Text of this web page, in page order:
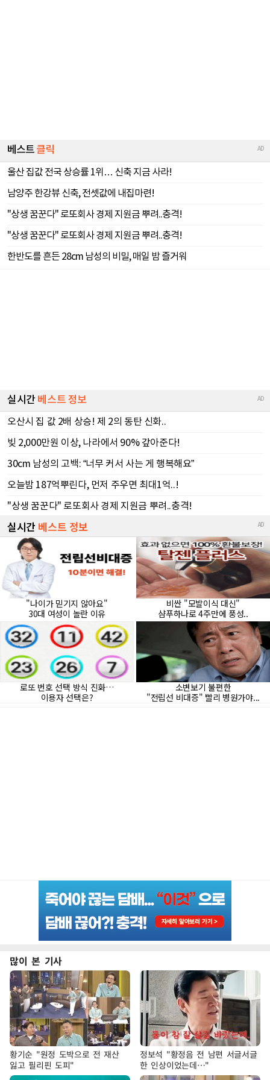
많이 본 기사
황기순 "원정 도박으로 전 재산
잃고 필리핀 도피"
정보석 "황정음 전 남편 서글서글
한 인상이었는데…"